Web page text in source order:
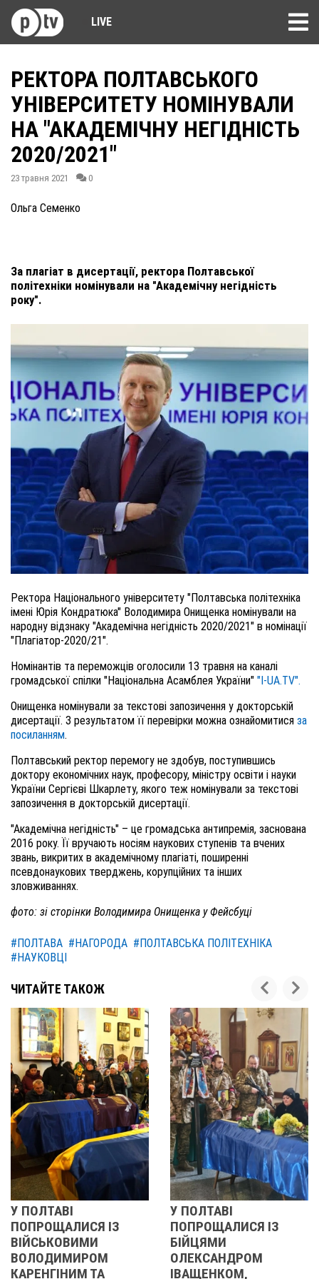
LIVE
РЕКТОРА ПОЛТАВСЬКОГО
УНІВЕРСИТЕТУ НОМІНУВАЛИ
НА "АКАДЕМІЧНУ НЕГІДНІСТЬ
2020/2021"
23 травня 2021 0
Ольга Семенко
За плагіат в дисертації, ректора Полтавської
політехніки номінували на "Академічну негідність
року".
Ректора Національного університету "Полтавська політехніка
імені Юрія Кондратюка" Володимира Онищенка номінували на
народну відзнаку "Академічна негідність 2020/2021" в номінації
"Плагіатор-2020/21".
Номінантів та переможців оголосили 13 травня на каналі
громадської спілки "Національна Асамблея України" "I-UA.TV".
Онищенка номінували за текстові запозичення у докторській
дисертації. З результатом її перевірки можна ознайомитися за
посиланням.
Полтавський ректор перемогу не здобув, поступившись
доктору економічних наук, професору, міністру освіти і науки
України Сергієві Шкарлету, якого теж номінували за текстові
запозичення в докторській дисертації.
"Академічна негідність" – це громадська антипремія, заснована
2016 року. Її вручають носіям наукових ступенів та вчених
звань, викритих в академічному плагіаті, поширенні
псевдонаукових тверджень, корупційних та інших
зловживаннях.
фото: зі сторінки Володимира Онищенка у Фейсбуці
#ПОЛТАВА #НАГОРОДА #ПОЛТАВСЬКА ПОЛІТЕХНІКА
#НАУКОВЦІ
ЧИТАЙТЕ ТАКОЖ
ПОЛТАВІ
ІЗ
ТА
У ПОЛТАВІ
ПОПРОЩАЛИСЯ ІЗ
БІЙЦЯМИ
ОЛЕКСАНДРОМ
ІВАЩЕНКОМ,